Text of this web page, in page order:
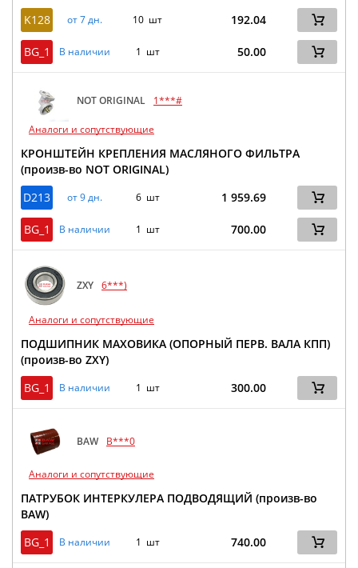
K128
от 7 дн. 10 шт 192.04
BG_1 В наличии 1 шт 50.00
NOT ORIGINAL 1***#
Аналоги и сопутствующие
КРОНШТЕЙН КРЕПЛЕНИЯ МАСЛЯНОГО ФИЛЬТРА
(произв-во NOT ORIGINAL)
D213
от 9 дн. 6 шт 1 959.69
BG_1 В наличии 1 шт 700.00
ZXY 6***)
Аналоги и сопутствующие
ПОДШИПНИК МАХОВИКА (ОПОРНЫЙ ПЕРВ. ВАЛА КПП)
(произв-во ZXY)
BG_1
В наличии 1 шт 300.00
BAW B***0
Аналоги и сопутствующие
ПАТРУБОК ИНТЕРКУЛЕРА ПОДВОДЯЩИЙ (произв-во
BAW)
BG_1
В наличии 1 шт 740.00